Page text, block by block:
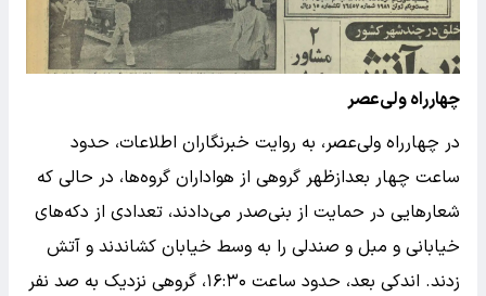
چهارراه ولی‌عصر
در چهارراه ولی‌عصر، به روایت خبرنگاران اطلاعات، حدود
ساعت چهار بعدازظهر گروهی از هواداران گروه‌ها، در حالی که
شعارهایی در حمایت از بنی‌صدر می‌دادند، تعدادی از دکه‌های
خیابانی و مبل و صندلی را به وسط خیابان کشاندند و آتش
زدند. اندکی بعد، حدود ساعت ۱۶:۳۰، گروهی نزدیک به صد نفر